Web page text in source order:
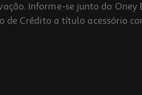
Informe-se junto do
Crédito a título acessório